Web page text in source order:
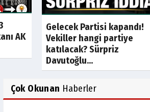
AK
Gelecek Partisi kapandı!
Vekiller hangi partiye
katılacak? Sürpriz
Davutoğlu...
Çok Okunan Haberler